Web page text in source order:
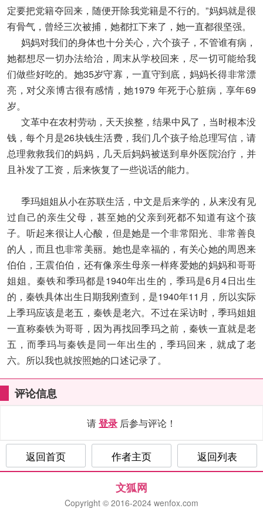
定要把党籍夺回来，随便开除我党籍是不行的。”妈妈就是很
有骨气，曾经三次被捕，她都扛下来了，她一直都很坚强。
妈妈对我们的身体也十分关心，六个孩子，不管谁有病，
她都想尽一切办法给治，周末从学校回来，尽一切可能给我
们做些好吃的。她35岁守寡，一直守到底，妈妈长得非常漂
亮，对父亲博古很有感情，她1979 年死于心脏病，享年69
岁。
文革中在农村劳动，天天挨整，结果中风了，当时根本没
钱，每个月是26块钱生活费，我们几个孩子给总理写信，请
总理救救我们的妈妈，几天后妈妈被送到阜外医院治疗，并
且补发了工资，后来恢复了一些说话的能力。
季玛姐姐从小在苏联生活，中文是后来学的，从来没有见
过自己的亲生父母，甚至她的父亲到死都不知道有这个孩
子。听起来很让人心酸，但是她是一个非常阳光、非常善良
的人，而且也非常美丽。她也是幸福的，有关心她的周恩来
伯伯，王震伯伯，还有像亲生母亲一样疼爱她的妈妈和哥哥
姐姐。秦铁和季玛都是1940年出生的，季玛是6月4日出生
的，秦铁具体出生日期我刚查到，是1940年11月，所以实际
上季玛应该是老五，秦铁是老六。不过在采访时，季玛姐姐
一直称秦铁为哥哥，因为再找回季玛之前，秦铁一直就是老
五，而季玛与秦铁是同一年出生的，季玛回来，就成了老
六。所以我也就按照她的口述记录了。
评论信息
请登录 后参与评论！
返回首页 作者主页 返回列表
文狐网
Copyright © 2016-2024 wenfox.com